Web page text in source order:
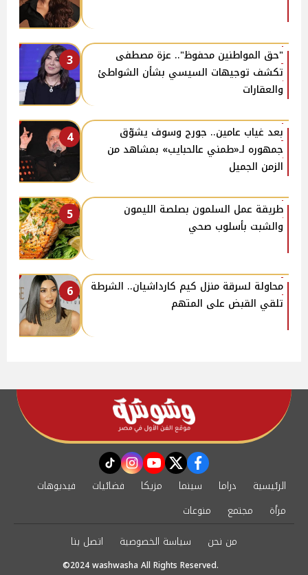
3
"حق المواطنين محفوظ".. عزة مصطفى
تكشف توجيهات السيسي بشأن الشواطئ
والعقارات
4
بعد غياب عامين.. جورج وسوف يشوّق
جمهوره لـ«طمني عالحبايب» بمشاهد من
الزمن الجميل
5
طريقة عمل السلمون بصلصة الليمون
والشبت بأسلوب صحي
6
محاولة لسرقة منزل كيم كارداشيان.. الشرطة
تلقي القبض على المتهم
facebook
twitter
youtube
instagram
tiktok
الرئيسية دراما سينما مزيكا فضائيات
فيديوهات
مرأة
مجتمع
منوعات
من نحن
سياسة الخصوصية اتصل بنا
©2024 washwasha All Rights Reserved.